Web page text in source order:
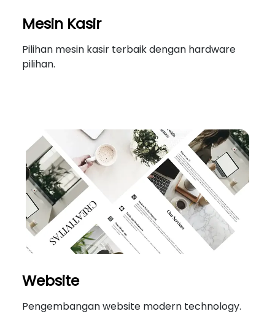
Mesin Kasir
Pilihan mesin kasir terbaik dengan hardware
pilihan.
Website
Pengembangan website modern technology.